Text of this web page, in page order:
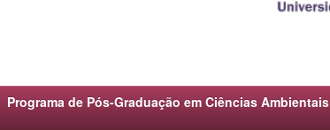
Programa de Pós-Graduação em Ciências Ambientais